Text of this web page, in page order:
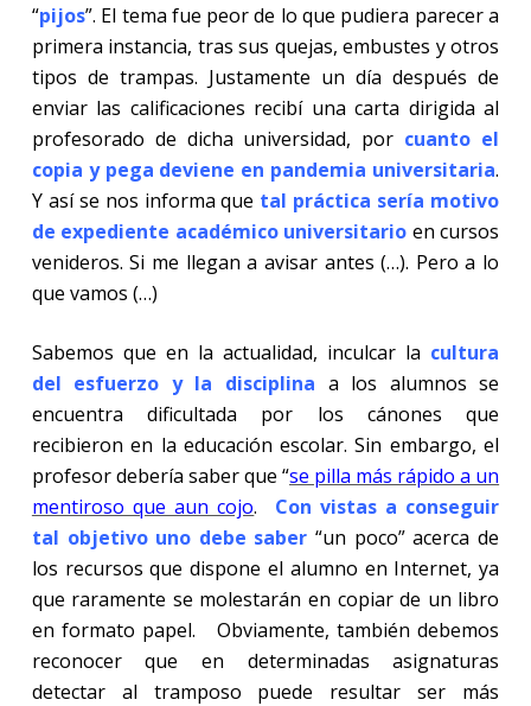
“pijos”. El tema fue peor de lo que pudiera parecer a
primera instancia, tras sus quejas, embustes y otros
tipos de trampas. Justamente un día después de
enviar las calificaciones recibí una carta dirigida al
profesorado de dicha universidad, por cuanto el
copia y pega deviene en pandemia universitaria.
Y así se nos informa que tal práctica sería motivo
de expediente académico universitario en cursos
venideros. Si me llegan a avisar antes (…). Pero a lo
que vamos (…)
Sabemos que en la actualidad, inculcar la cultura
del esfuerzo y la disciplina a los alumnos se
encuentra dificultada por los cánones que
recibieron en la educación escolar. Sin embargo, el
profesor debería saber que “se pilla más rápido a un
mentiroso que aun cojo.
Con vistas a conseguir
tal objetivo uno debe saber “un poco” acerca de
los recursos que dispone el alumno en Internet, ya
que raramente se molestarán en copiar de un libro
en formato papel.
Obviamente, también debemos
reconocer que en determinadas asignaturas
detectar al tramposo puede resultar ser más